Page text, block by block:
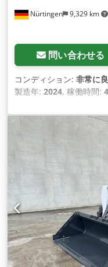
Nürtingen 9,329 km
問い合わせる
コンディション: 非常に
製造年: 2024, 稼働時間:
,
500 mm, 燃料の種類:デ
2,190 mm ,
7.00-15 5.50
4,053 kg（キログラム）